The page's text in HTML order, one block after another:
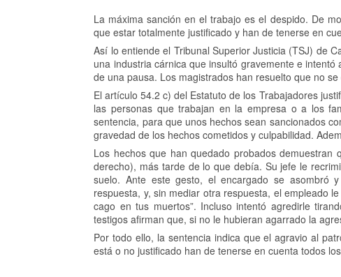
La máxima sanción en el trabajo es el despido. De
que estar totalmente justificado y han de tenerse en
Así lo entiende el Tribunal Superior Justicia (TSJ) de
una industria cárnica que insultó gravemente e
de una pausa. Los magistrados han resuelto que no
El artículo 54.2 c) del Estatuto de los Trabajadores
las personas que trabajan en la empresa o a los
sentencia, para que unos hechos sean sancionados
gravedad de los hechos cometidos y culpabilidad.
Los hechos que han quedado probados
derecho), más tarde de lo que debía. Su jefe le
suelo. Ante este gesto, el encargado se asombró
respuesta, y, sin mediar otra respuesta, el empleado
cago en tus muertos”. Incluso intentó agredirle
testigos afirman que, si no le hubieran agarrado la
Por todo ello, la sentencia indica que el agravio al
está o no justificado han de tenerse en cuenta todos